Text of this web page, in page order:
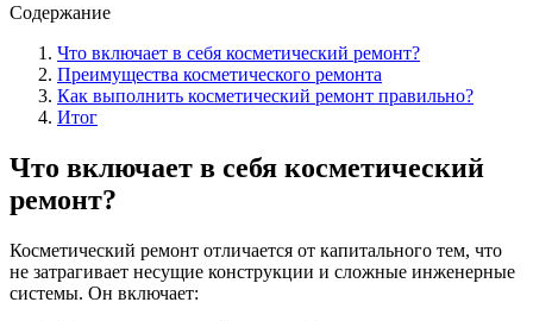
Содержание
Что включает в себя косметический ремонт?
Преимущества косметического ремонта
Как выполнить косметический ремонт правильно?
Итог
Что включает в себя косметический
ремонт?
Косметический ремонт отличается от капитального тем, что
не затрагивает несущие конструкции и сложные инженерные
системы. Он включает: